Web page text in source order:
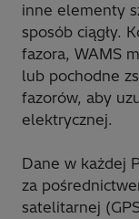
inne elementy
sposób ciągły.
fazora, WAMS
lub pochodne
fazorów, aby
elektrycznej.
Dane w każdej
za
satelitarnej